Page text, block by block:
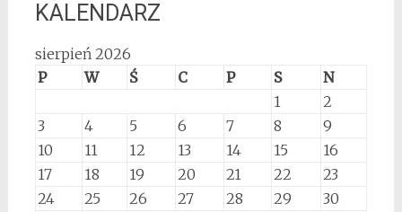
KALENDARZ
sierpień 2026
P
W Ś C P S N
1
2
3
4 5 6 7 8
9
10
11 12 13 14 15
16
17
18 19 20 21 22
23
24
25 26 27 28 29
30